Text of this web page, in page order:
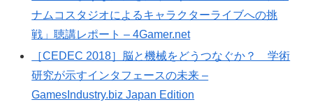
ナムコスタジオによるキャラクターライブへの挑
戦」聴講レポート – 4Gamer.net
［CEDEC 2018］脳と機械をどうつなぐか？ 学術
研究が示すインタフェースの未来 –
GamesIndustry.biz Japan Edition